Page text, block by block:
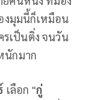
งมุมนี้ก็เหมือน
รเป็นติ่ง จนวัน
นักมาก
เลือก "กู่